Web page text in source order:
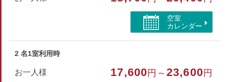
部屋種別
和室
空室
カレンダー
2 名1室利用時
お一人様 17,600 円～23,600 円